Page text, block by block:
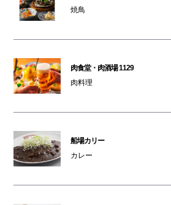
焼鳥
肉食堂・肉酒場 1129
肉料理
船場カリー
カレー